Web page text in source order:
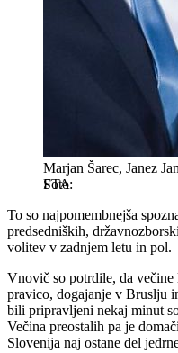
Marjan Šarec, Janez
STA
To so najpomembnejša
predsedniških,
volitev v zadnjem letu in pol.
Vnovič so potrdile, da
pravico, dogajanje v Bruslju
bili pripravljeni nekaj minut
Večina preostalih pa je
Slovenija naj ostane del